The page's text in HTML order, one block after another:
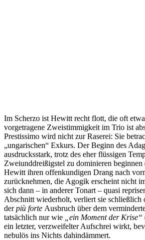
Im Scherzo ist Hewitt recht flott, die oft
vorgetragene Zweistimmigkeit im Trio ist
Prestissimo wird nicht zur Raserei: Sie
„ungarischen“ Exkurs. Der Beginn des
ausdrucksstark, trotz des eher flüssigen
Zweiunddreißigstel zu dominieren beginnen
Hewitt ihren offenkundigen Drang nach
zurücknehmen, die Agogik erscheint nicht
sich dann – in anderer Tonart – quasi
Abschnitt wiederholt, verliert sie schließlich
derpiù forte Ausbruch über dem
tatsächlich nur wie
„ein Moment der Krise“
ein letzter, verzweifelter Aufschrei wirkt,
nebulös ins Nichts dahindämmert.